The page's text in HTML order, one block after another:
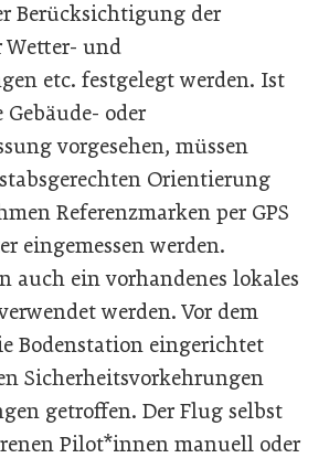
Berücksichtigung der
Wetter- und
etc. festgelegt werden. Ist
oder
vorgesehen, müssen
Orientierung
Referenzmarken per GPS
eingemessen werden.
auch ein vorhandenes lokales
werden. Vor dem
Bodenstation eingerichtet
Sicherheitsvorkehrungen
getroffen. Der Flug selbst
Pilot*innen manuell oder